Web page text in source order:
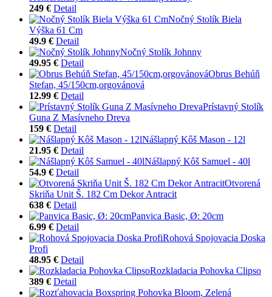
249 € Detail
Nočný Stolík Biela
Výška 61 Cm
49.9 € Detail
Nočný Stolík Johnny
49.95 € Detail
Obrus Behúň
Stefan, 45/150cm,orgovánová
12.99 € Detail
Prístavný Stolík
Guna Z Masívneho Dreva
159 € Detail
Nášlapný Kôš Mason - 12l
21.95 € Detail
Nášlapný Kôš Samuel - 40l
54.9 € Detail
Otvorená
Skriňa Unit Š. 182 Cm Dekor Antracit
638 € Detail
Panvica Basic, Ø: 20cm
6.99 € Detail
Rohová Spojovacia Doska
Profi
48.95 € Detail
Rozkladacia Pohovka Clipso
389 € Detail